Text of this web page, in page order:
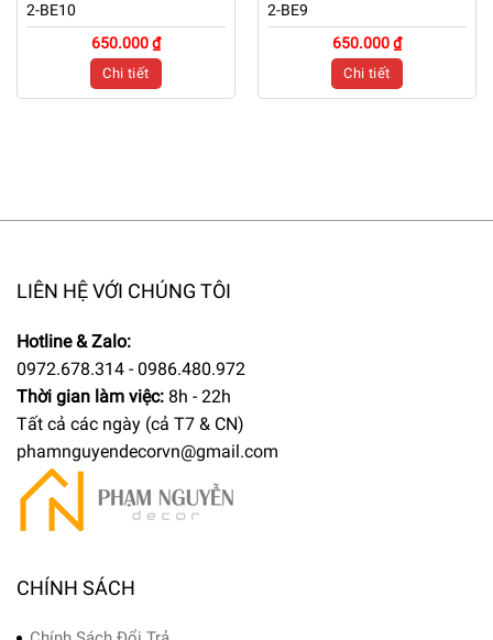
2-BE10
650.000 ₫
Chi tiết
2-BE9
650.000 ₫
Chi tiết
LIÊN HỆ VỚI CHÚNG TÔI
Hotline & Zalo:
0972.678.314 - 0986.480.972
Thời gian làm việc: 8h - 22h
Tất cả các ngày (cả T7 & CN)
phamnguyendecorvn@gmail.com
CHÍNH SÁCH